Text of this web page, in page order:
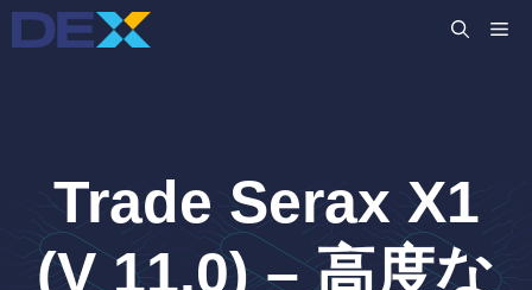
コ
ン
Trade Serax X1
(V 11.0) – 高度な